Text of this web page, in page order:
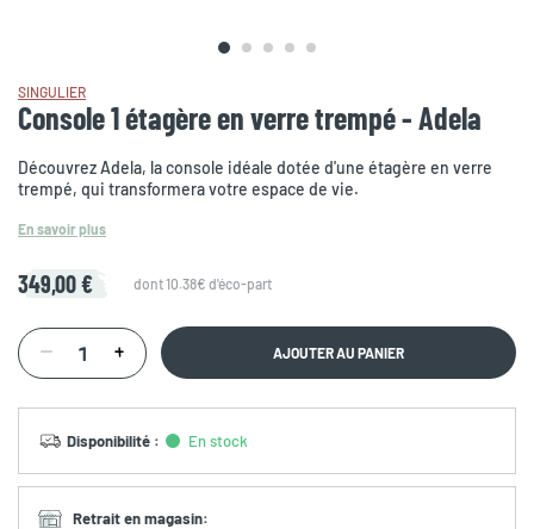
SINGULIER
Console 1 étagère en verre trempé - Adela
Découvrez Adela, la console idéale dotée d'une étagère en verre
trempé, qui transformera votre espace de vie.
En savoir plus
349,00 € dont 10.38€ d'éco-part
AJOUTER AU PANIER
Disponibilité : En stock
Retrait en magasin: